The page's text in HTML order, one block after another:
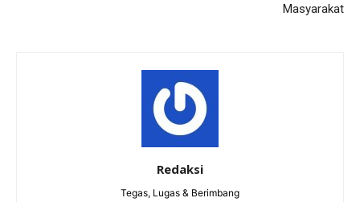
Masyarakat
Redaksi
Tegas, Lugas & Berimbang